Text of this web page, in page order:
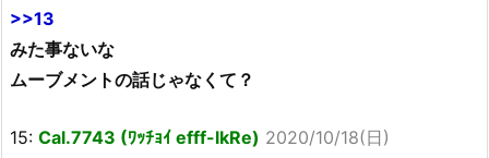
>>13
みた事ないな
ムーブメントの話じゃなくて？
15: Cal.7743 (ﾜｯﾁｮｲ efff-lkRe) 2020/10/18(日)